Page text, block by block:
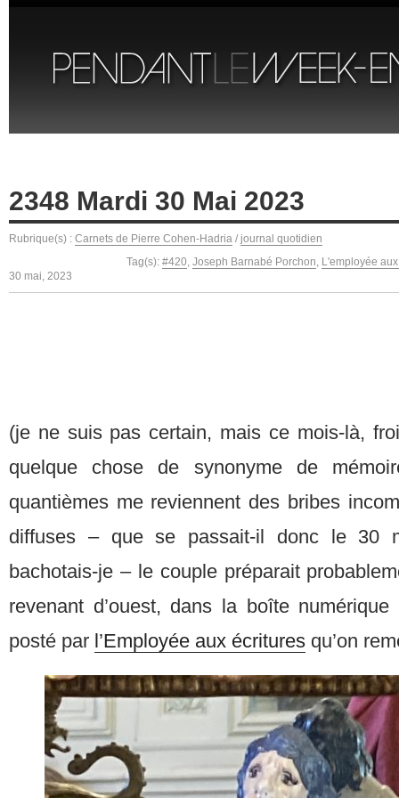
2348 Mardi 30 Mai 2023
Rubrique(s) : Carnets de Pierre Cohen-Hadria / journal quotidien
Tag(s): #420, Joseph Barnabé Porchon, L'employée
30 mai, 2023
(je ne suis pas certain, mais ce mois-là,
quelque chose de synonyme de
quantièmes me reviennent des bribes
diffuses – que se passait-il donc le 30
bachotais-je – le couple préparait
revenant d’ouest, dans la boîte
posté par l’Employée aux écritures qu’on